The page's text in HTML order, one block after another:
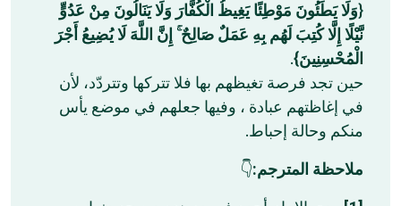
{وَلَا يَطَئُونَ مَوْطِئًا يَغِيظُ الْكُفَّارَ وَلَا يَنَالُونَ مِنْ عَدُوٍّ
نَّيْلًا إِلَّا كُتِبَ لَهُم بِهِ عَمَلٌ صَالِحٌ ۚ إِنَّ اللَّهَ لَا يُضِيعُ أَجْرَ
الْمُحْسِنِينَ}.
حين تجد فرصة تغيظهم بها فلا تتركها وتتردّد، لأن
في إغاظتهم عبادة ، وفيها جعلهم في موضع يأس
منكم وحالة إحباط.
ملاحظة المترجم:👇